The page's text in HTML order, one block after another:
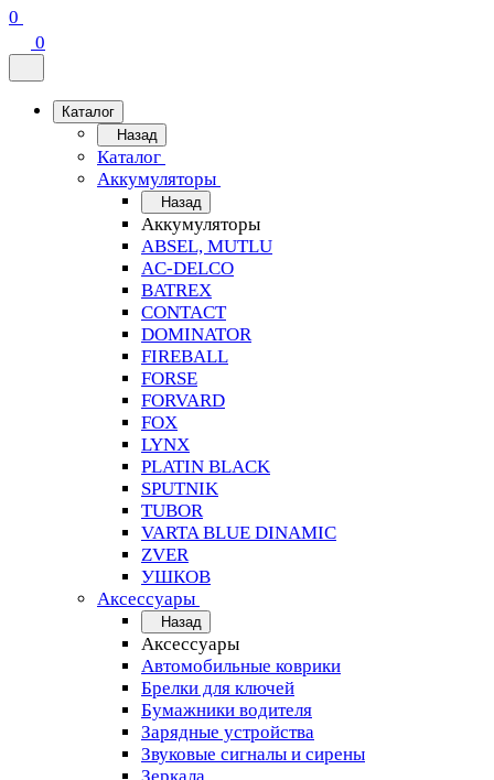
0
0
Каталог
Назад
Каталог
Аккумуляторы
Назад
Аккумуляторы
ABSEL, MUTLU
AC-DELCO
BATREX
CONTACT
DOMINATOR
FIREBALL
FORSE
FORVARD
FOX
LYNX
PLATIN BLACK
SPUTNIK
TUBOR
VARTA BLUE DINAMIC
ZVER
УШКОВ
Аксессуары
Назад
Аксессуары
Автомобильные коврики
Брелки для ключей
Бумажники водителя
Зарядные устройства
Звуковые сигналы и сирены